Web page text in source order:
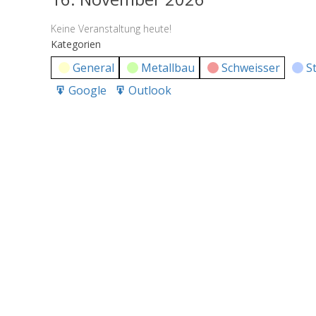
Keine Veranstaltung heute!
Kategorien
General Metallbau Schweisser
Export
Google
Export
Outlook